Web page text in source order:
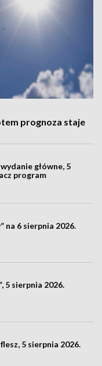
prognoza staje
główne, 5
program
na 6 sierpnia 2026.
5 sierpnia 2026.
5 sierpnia 2026.